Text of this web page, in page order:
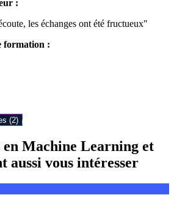
:
les échanges ont été fructueux"
formation :
(2)
en Machine Learning et
aussi vous intéresser